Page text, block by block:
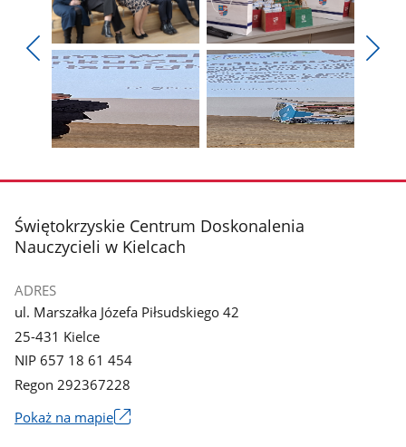
Pokaż
poprzednie
zdjęcia
Pokaż
zdjęcie
1
z
galerii.
Pokaż
zdjęcie
2
galerii.
galerii.
galerii.
stopka
Świętokrzyskie Centrum Doskonalenia
Nauczycieli w Kielcach
ADRES
ul. Marszałka Józefa Piłsudskiego 42
25-431 Kielce
NIP 657 18 61 454
Regon 292367228
Pokaż na mapieLink